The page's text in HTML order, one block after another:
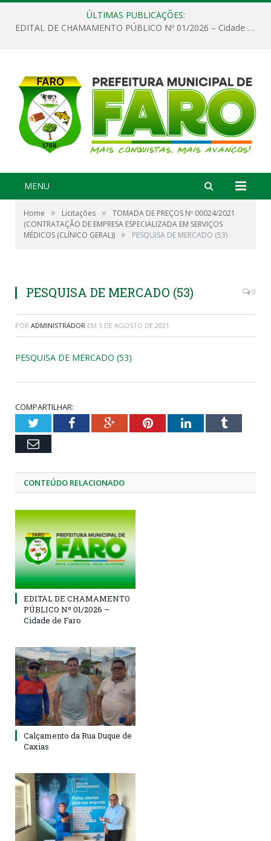
ÚLTIMAS PUBLICAÇÕES:
EDITAL DE CHAMAMENTO PÚBLICO Nº 01/2026 – Cidade de Faro
MENU
Home » Licitações »
TOMADA DE PREÇOS Nº 00024/2021
(CONTRATAÇÃO DE EMPRESA ESPECIALIZADA EM SERVIÇOS
MÉDICOS (CLÍNICO GERAL)) » PESQUISA DE MERCADO (53)
PESQUISA DE MERCADO (53) 0
POR ADMINISTRADOR EM 5 DE AGOSTO DE 2021
PESQUISA DE MERCADO (53)
COMPARTILHAR:
TwitterFacebookGoogle+PinterestLinkedInTumblr
Email
CONTEÚDO RELACIONADO
EDITAL DE CHAMAMENTO
PÚBLICO Nº 01/2026 –
Cidade de Faro
Calçamento da Rua Duque de
Caxias